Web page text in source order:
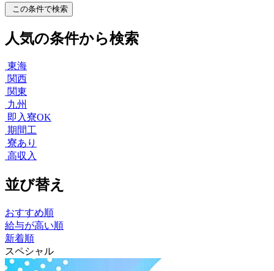
この条件で検索
人気の条件から検索
東海
関西
関東
九州
即入寮OK
期間工
寮あり
高収入
並び替え
おすすめ順
給与が高い順
新着順
スペシャル